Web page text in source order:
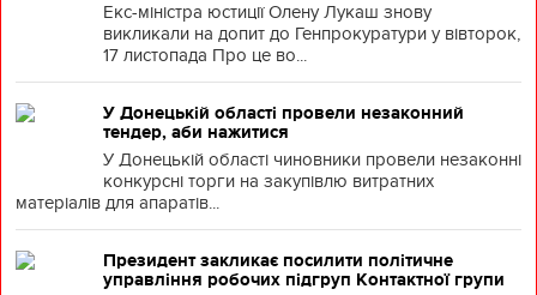
Екс-міністра юстиції Олену Лукаш знову
викликали на допит до Генпрокуратури у вівторок,
17 листопада Про це во...
У Донецькій області провели незаконний
тендер, аби нажитися
У Донецькій області чиновники провели незаконні
конкурсні торги на закупівлю витратних
матеріалів для апаратів...
Президент закликає посилити політичне
управління робочих підгруп Контактної групи